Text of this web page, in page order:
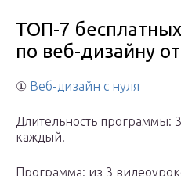
ТОП-7
по веб-дизайну
① Веб-дизайн с нуля
Длительность программы:
каждый.
Программа: из 3